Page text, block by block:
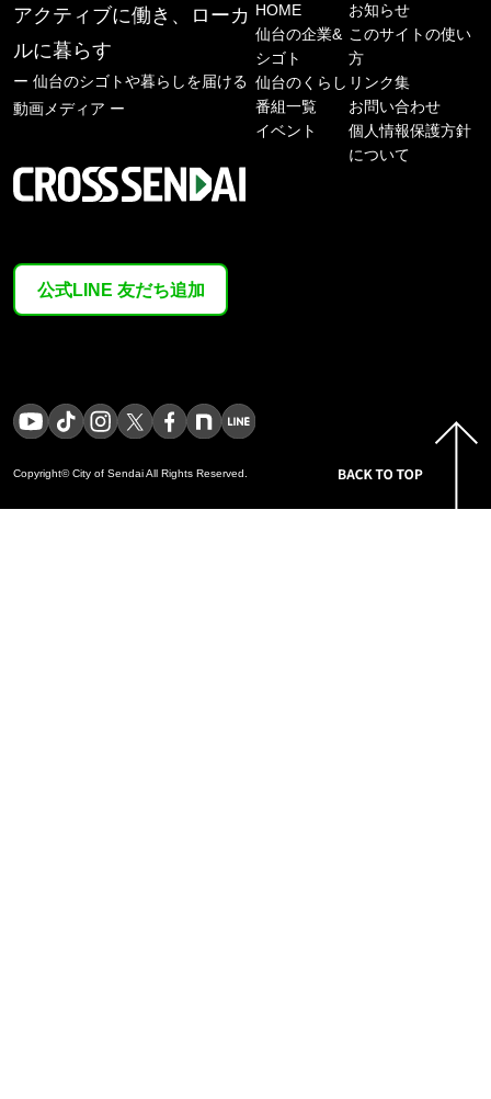
アクティブに働き、ローカ
ルに暮らす
ー 仙台のシゴトや暮らしを届ける
動画メディア ー
公式LINE 友だち追加
HOME
仙台の企業&
シゴト
仙台のくらし
番組一覧
イベント
お知らせ
このサイトの使い
方
リンク集
お問い合わせ
個人情報保護方針
について
Copyright© City of SendaiAll Rights Reserved.